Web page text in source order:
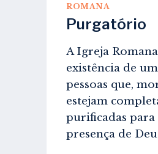
ROMANA
Purgatório
A Igreja
existência de
pessoas que,
estejam
purificadas
presença de